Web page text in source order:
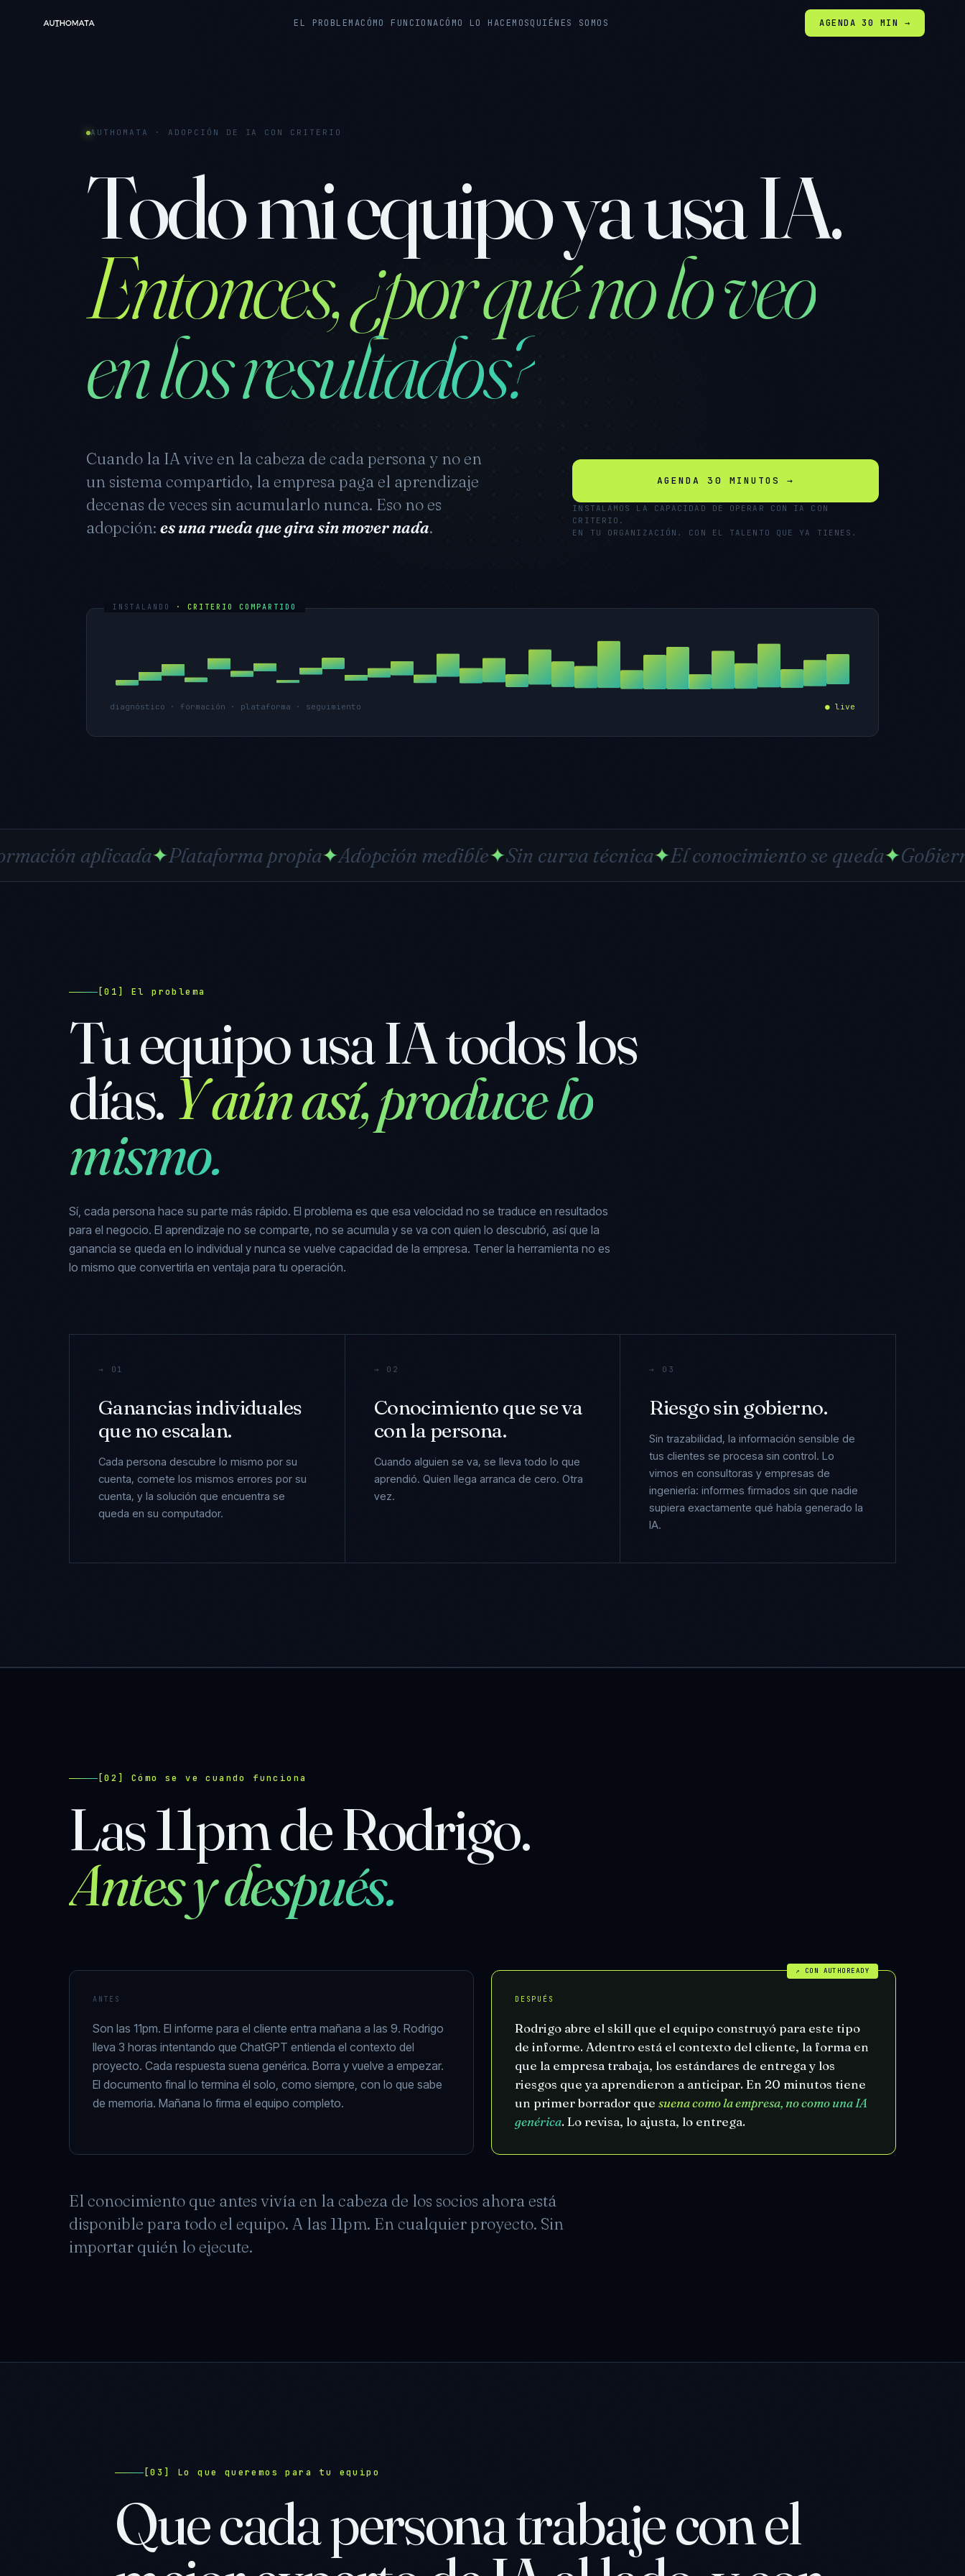
EL PROBLEMACÓMO FUNCIONACÓMO LO HACEMOSQUIÉNES SOMOS AGENDA 30 MIN →
AUTHOMATA · ADOPCIÓN DE IA CON CRITERIO
Todo mi equipo ya usa IA.
Entonces, ¿por qué no lo veo
en los resultados?
Cuando la IA vive en la cabeza de cada persona y no en
un sistema compartido, la empresa paga el aprendizaje
decenas de veces sin acumularlo nunca. Eso no es
adopción: es una rueda que gira sin mover nada.
AGENDA 30 MINUTOS →
INSTALAMOS LA CAPACIDAD DE OPERAR CON IA CON
CRITERIO.
EN TU ORGANIZACIÓN. CON EL TALENTO QUE YA TIENES.
INSTALANDO · CRITERIO COMPARTIDO
diagnóstico · formación · plataforma · seguimiento ● live
✦ Plataforma propia✦Adopción medible✦ Sin curva técnica✦El conocimiento se queda✦Gobierno IA✦Sin
[01] El problema
Tu equipo usa IA todos los
días. Y aún así, produce lo
mismo.
Sí, cada persona hace su parte más rápido. El problema es que esa velocidad no se traduce en resultados
para el negocio. El aprendizaje no se comparte, no se acumula y se va con quien lo descubrió, así que la
ganancia se queda en lo individual y nunca se vuelve capacidad de la empresa. Tener la herramienta no es
lo mismo que convertirla en ventaja para tu operación.
→ 01
Ganancias individuales
que no escalan.
Cada persona descubre lo mismo por su
cuenta, comete los mismos errores por su
cuenta, y la solución que encuentra se
queda en su computador.
→ 02
Conocimiento que se va
con la persona.
Cuando alguien se va, se lleva todo lo que
aprendió. Quien llega arranca de cero. Otra
vez.
→ 03
Riesgo sin gobierno.
Sin trazabilidad, la información sensible de
tus clientes se procesa sin control. Lo
vimos en consultoras y empresas de
ingeniería: informes firmados sin que nadie
supiera exactamente qué había generado la
IA.
[02] Cómo se ve cuando funciona
Las 11pm de Rodrigo.
Antes y después.
ANTES
Son las 11pm. El informe para el cliente entra mañana a las 9. Rodrigo
lleva 3 horas intentando que ChatGPT entienda el contexto del
proyecto. Cada respuesta suena genérica. Borra y vuelve a empezar.
El documento final lo termina él solo, como siempre, con lo que sabe
de memoria. Mañana lo firma el equipo completo.
↗ CON AUTHOREADY
DESPUÉS
Rodrigo abre el skill que el equipo construyó para este tipo
de informe. Adentro está el contexto del cliente, la forma en
que la empresa trabaja, los estándares de entrega y los
riesgos que ya aprendieron a anticipar. En 20 minutos tiene
un primer borrador que suena como la empresa, no como una IA
genérica. Lo revisa, lo ajusta, lo entrega.
El conocimiento que antes vivía en la cabeza de los socios ahora está
disponible para todo el equipo. A las 11pm. En cualquier proyecto. Sin
importar quién lo ejecute.
[03] Lo que queremos para tu equipo
Que cada persona trabaje con el